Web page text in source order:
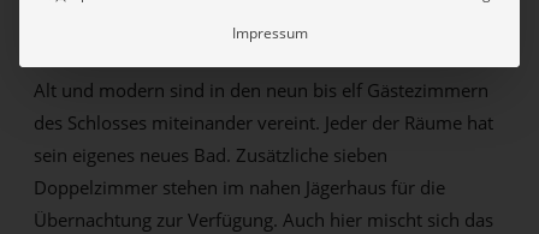
gemeinsam kochen oder auch einen Kochkurs
Alt und modern sind in den neun bis elf Gästezimmern
des Schlosses miteinander vereint. Jeder der Räume hat
sein eigenes neues Bad. Zusätzliche sieben
Doppelzimmer stehen im nahen Jägerhaus für die
Übernachtung zur Verfügung. Auch hier mischt sich das
Impressum